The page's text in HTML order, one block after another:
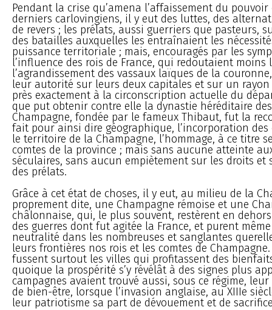
Pendant la crise qu’amena l’affaissement du
derniers carlovingiens, il y eut des luttes, des
de revers ; les prélats, aussi guerriers que pasteurs,
des batailles auxquelles les entraînaient les
puissance territoriale ; mais, encouragés par les
l’influence des rois de France, qui redoutaient
l’agrandissement des vassaux laïques de la
leur autorité sur leurs deux capitales et sur un
près exactement à la circonscription actuelle du
que put obtenir contre elle la dynastie héréditaire
Champagne, fondée par le fameux Thibaut, fut la
fait pour ainsi dire géographique, l’incorporation des
le territoire de la Champagne, l’hommage, à ce titre
comtes de la province ; mais sans aucune atteinte
séculaires, sans aucun empiètement sur les droits et
des prélats.
Grâce à cet état de choses, il y eut, au milieu de la
proprement dite, une Champagne rémoise et une
châlonnaise, qui, le plus souvent, restèrent en
des guerres dont fut agitée la France, et purent
neutralité dans les nombreuses et sanglantes
leurs frontières nos rois et les comtes de
fussent surtout les villes qui profitassent des
quoique la prospérité s’y révélât à des signes plus
campagnes avaient trouvé aussi, sous ce régime,
de bien-être, lorsque l’invasion anglaise, au XIIIe
leur patriotisme sa part de dévouement et de